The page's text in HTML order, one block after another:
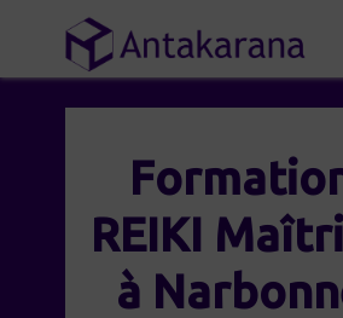
REIKI
à